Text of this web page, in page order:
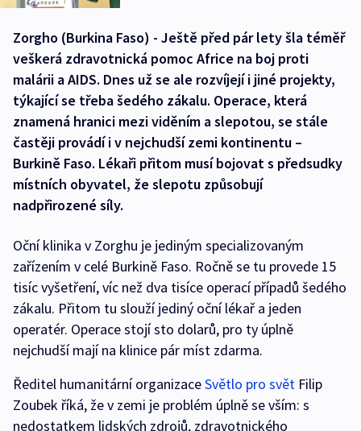
Zorgho (Burkina Faso) - Ještě před pár lety šla téměř
veškerá zdravotnická pomoc Africe na boj proti
malárii a AIDS. Dnes už se ale rozvíjejí i jiné projekty,
týkající se třeba šedého zákalu. Operace, která
znamená hranici mezi viděním a slepotou, se stále
častěji provádí i v nejchudší zemi kontinentu –
Burkině Faso. Lékaři přitom musí bojovat s předsudky
místních obyvatel, že slepotu způsobují
nadpřirozené síly.
Oční klinika v Zorghu je jediným specializovaným
zařízením v celé Burkině Faso. Ročně se tu provede 15
tisíc vyšetření, víc než dva tisíce operací případů šedého
zákalu. Přitom tu slouží jediný oční lékař a jeden
operatér. Operace stojí sto dolarů, pro ty úplně
nejchudší mají na klinice pár míst zdarma.
Ředitel humanitární organizaceSvětlo pro svět Filip
Zoubek říká, že v zemi je problém úplně se vším: s
nedostatkem lidských zdrojů, zdravotnického